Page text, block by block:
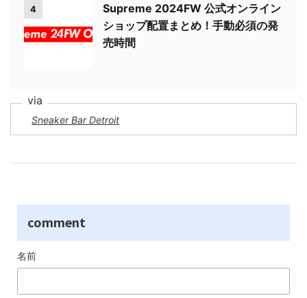
4
Supreme 2024FW 公式オンライン
ショップ配置まとめ！手動必須の発
売時間
Sneaker Bar Detroit
comment
名前